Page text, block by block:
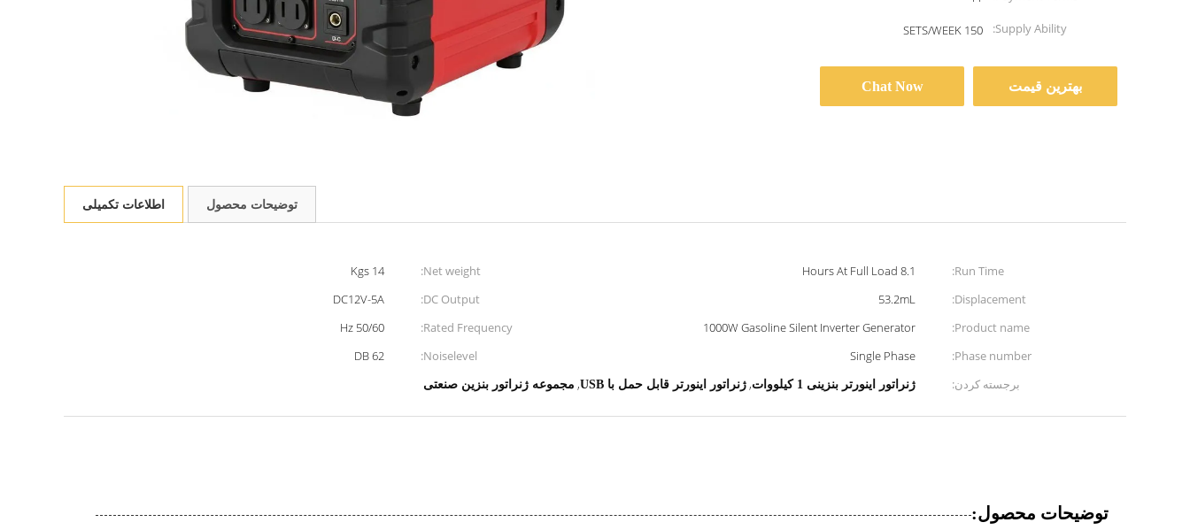
Supply Ability:
150 SETS/WEEK
بهترین قیمت Chat Now
اطلاعات تکمیلی توضیحات محصول
Run Time:
8.1 Hours At Full Load
Net weight:
14 Kgs
Displacement:
53.2mL
DC Output:
DC12V-5A
Product name:
1000W Gasoline Silent Inverter Generator
Rated Frequency:
50/60 Hz
Phase number:
Single Phase
Noiselevel:
62 DB
برجسته کردن:
ژنراتور اینورتر بنزینی 1 کیلووات , ژنراتور اینورتر قابل حمل با USB , مجموعه ژنراتور بنزین صنعتی
توضیحات محصول: